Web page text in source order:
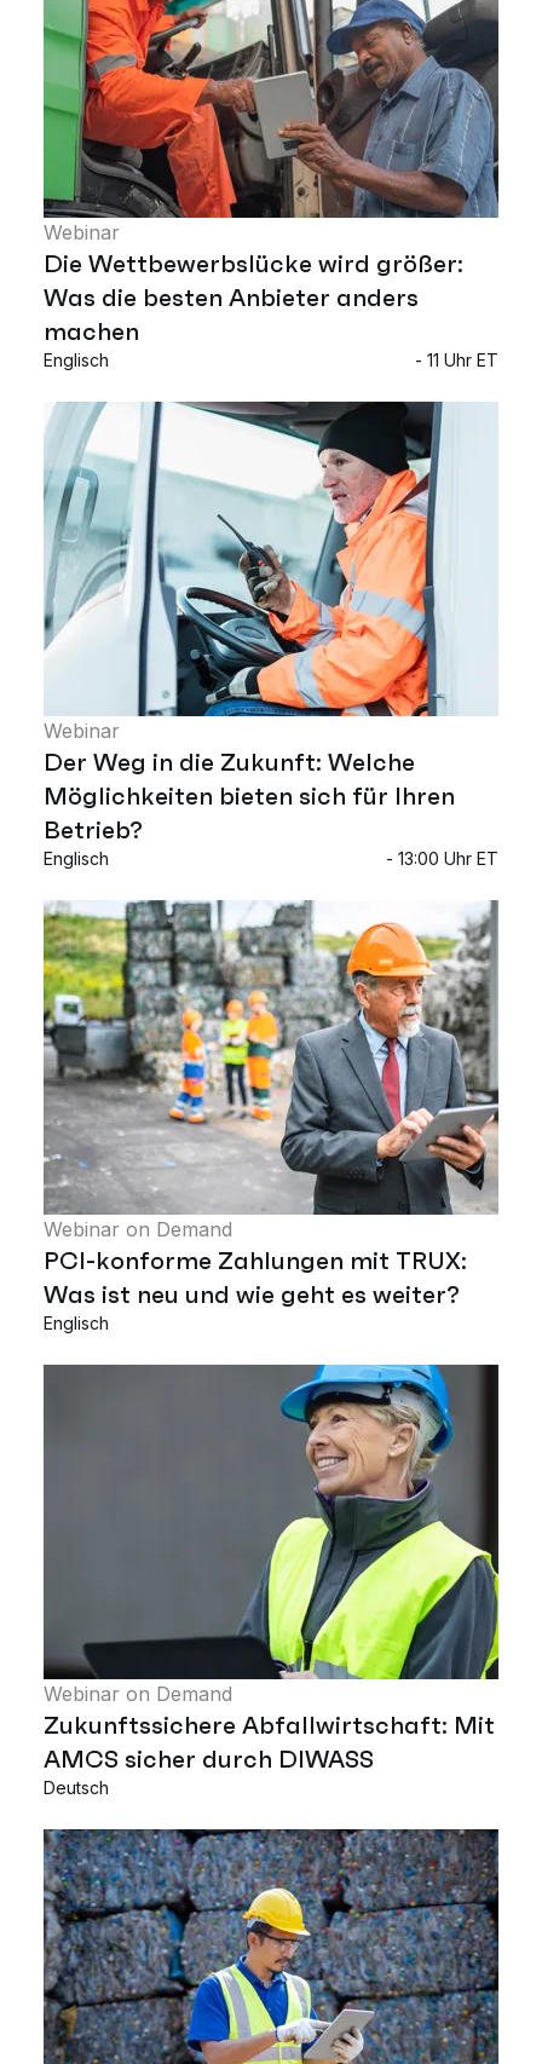
Webinar
Die Wettbewerbslücke wird größer:
Was die besten Anbieter anders
machen
Englisch - 11 Uhr ET
Webinar
Der Weg in die Zukunft: Welche
Möglichkeiten bieten sich für Ihren
Betrieb?
Englisch - 13:00 Uhr ET
Webinar on Demand
PCI-konforme Zahlungen mit TRUX:
Was ist neu und wie geht es weiter?
Englisch
Webinar on Demand
Zukunftssichere Abfallwirtschaft: Mit
AMCS sicher durch DIWASS
Deutsch